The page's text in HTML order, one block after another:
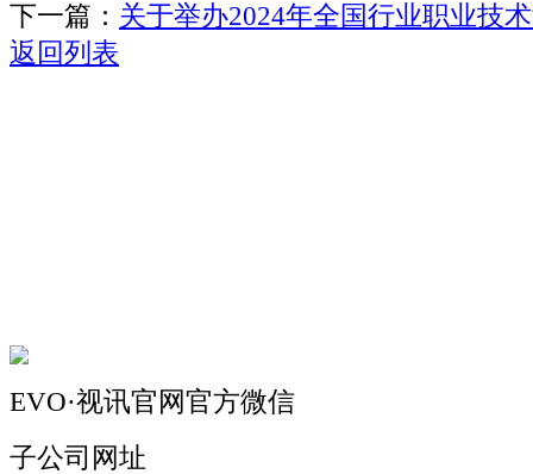
下一篇： 关于举办2024年全国行业职业技
返回列表
EVO·视讯官网官方微信
子公司网址